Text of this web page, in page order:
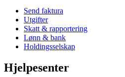
Send faktura
Utgifter
Skatt & rapportering
Lønn & bank
Holdingsselskap
Hjelpesenter